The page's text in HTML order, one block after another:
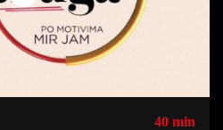
40 min